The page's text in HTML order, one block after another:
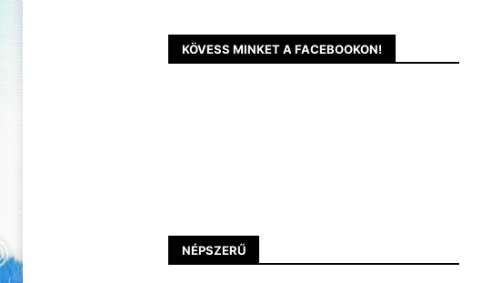
KÖVESS MINKET A FACEBOOKON!
NÉPSZERŰ